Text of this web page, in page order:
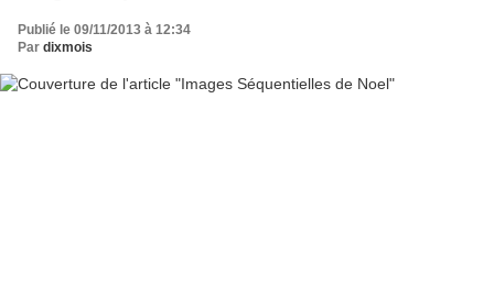
Publié le 09/11/2013 à 12:34
Par dixmois